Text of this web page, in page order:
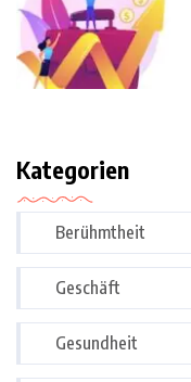
Kategorien
Berühmtheit
Geschäft
Gesundheit